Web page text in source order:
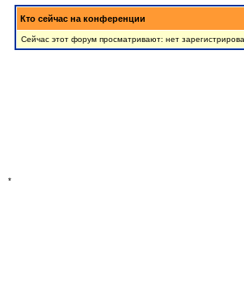
Кто сейчас на конференции
Сейчас этот форум просматривают: нет
*